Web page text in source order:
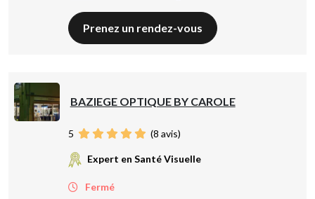
Prenez un rendez-vous
BAZIEGE OPTIQUE BY CAROLE
5 (8 avis)
Expert en Santé Visuelle
Fermé